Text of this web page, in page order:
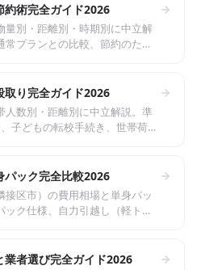
約術完全ガイド2026
別・距離別・時期別に中立解
プランとの比較、節約のため
取り完全ガイド2026
人数別・距離別に中立解説。準
子どもの転校手続き、世帯荷物
パック完全比較2026
区市）の費用相場と単身パッ
ク仕様、自力引越し（軽トラ
者選び完全ガイド2026